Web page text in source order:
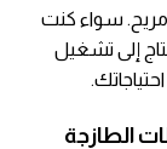
سواء كنت
إلى تشغيل
اﻟﻄﺎزﺟﺔ